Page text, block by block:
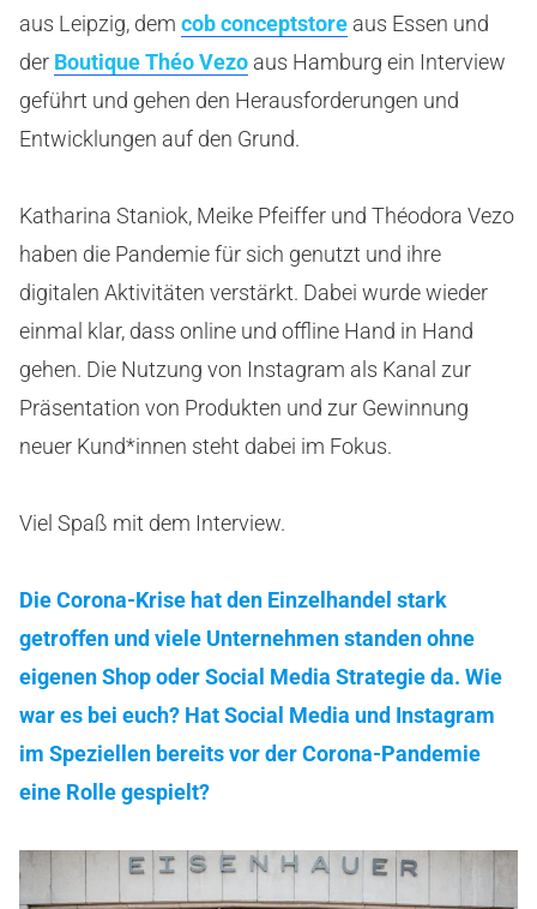
aus Leipzig, dem cob conceptstore aus Essen und
der Boutique Théo Vezo aus Hamburg ein Interview
geführt und gehen den Herausforderungen und
Entwicklungen auf den Grund.
Katharina Staniok, Meike Pfeiffer und Théodora Vezo
haben die Pandemie für sich genutzt und ihre
digitalen Aktivitäten verstärkt. Dabei wurde wieder
einmal klar, dass online und offline Hand in Hand
gehen. Die Nutzung von Instagram als Kanal zur
Präsentation von Produkten und zur Gewinnung
neuer Kund*innen steht dabei im Fokus.
Viel Spaß mit dem Interview.
Die Corona-Krise hat den Einzelhandel stark
getroffen und viele Unternehmen standen ohne
eigenen Shop oder Social Media Strategie da. Wie
war es bei euch? Hat Social Media und Instagram
im Speziellen bereits vor der Corona-Pandemie
eine Rolle gespielt?